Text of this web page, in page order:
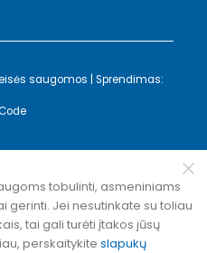
saugomos | Sprendimas:
tobulinti, asmeniniams
gerinti. Jei nesutinkate su toliau
tai gali turėti įtakos jūsų
perskaitykite slapukų